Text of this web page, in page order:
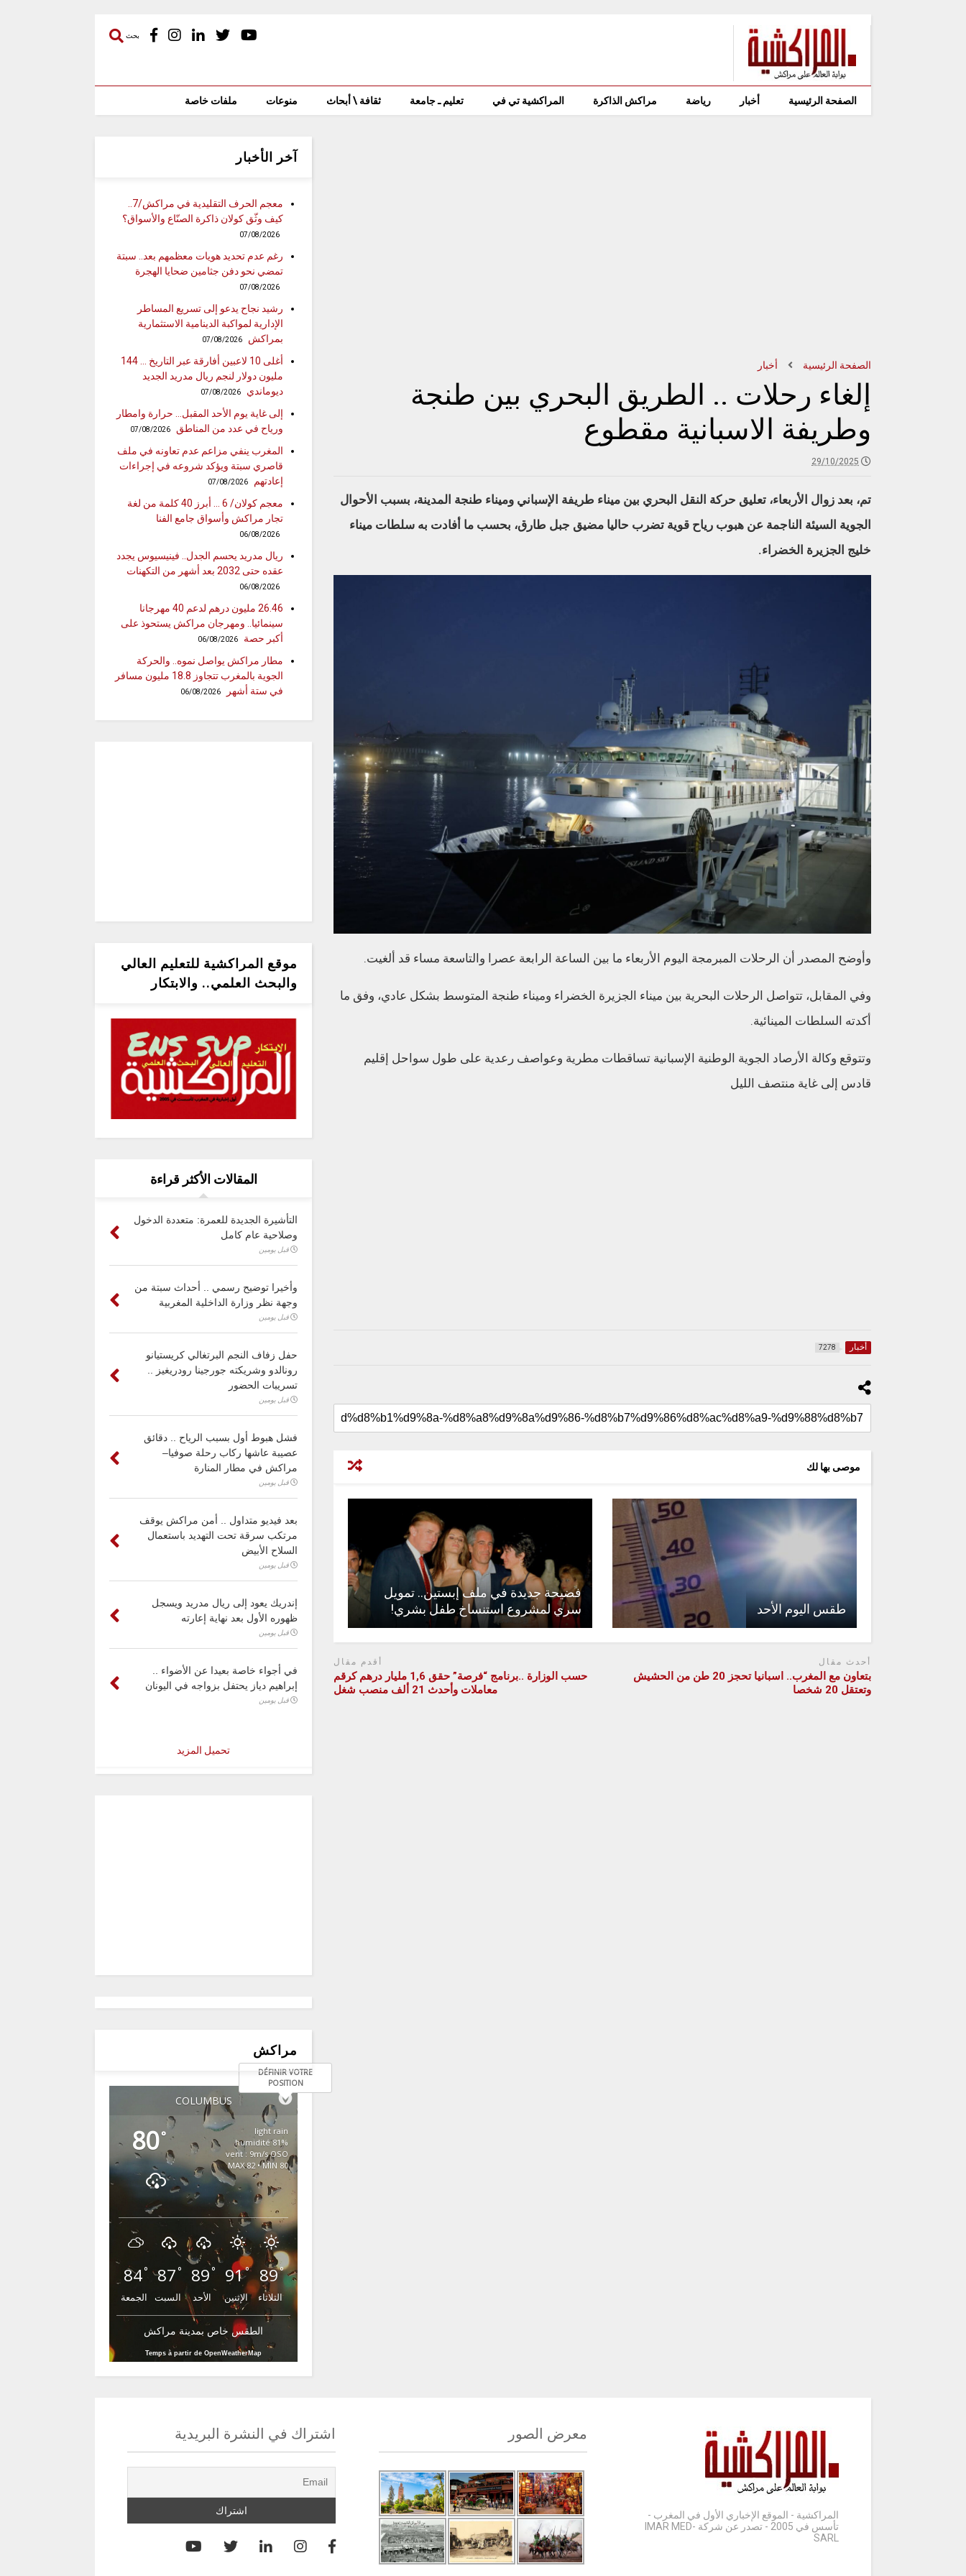
بحث
الصفحة الرئيسية أخبار رياضة مراكش الذاكرة المراكشية تي في تعليم ـ جامعة ثقافة \ أبحاث منوعات ملفات خاصة
الصفحة الرئيسية أخبار
إلغاء رحلات .. الطريق البحري بين طنجة
وطريفة الاسبانية مقطوع
29/10/2025
تم، بعد زوال الأربعاء، تعليق حركة النقل البحري بين ميناء طريفة الإسباني وميناء طنجة المدينة، بسبب الأحوال
الجوية السيئة الناجمة عن هبوب رياح قوية تضرب حاليا مضيق جبل طارق، بحسب ما أفادت به سلطات ميناء
خليج الجزيرة الخضراء.
وأوضح المصدر أن الرحلات المبرمجة اليوم الأربعاء ما بين الساعة الرابعة عصرا والتاسعة مساء قد ألغيت.
وفي المقابل، تتواصل الرحلات البحرية بين ميناء الجزيرة الخضراء وميناء طنجة المتوسط بشكل عادي، وفق ما
أكدته السلطات المينائية.
وتتوقع وكالة الأرصاد الجوية الوطنية الإسبانية تساقطات مطرية وعواصف رعدية على طول سواحل إقليم
قادس إلى غاية منتصف الليل
أخبار 7278
موصى بها لك
طقس اليوم الأحد
فضيحة جديدة في ملف إبستين.. تمويل
سري لمشروع استنساخ طفل بشري!
أحدث مقال
بتعاون مع المغرب.. اسبانيا تحجز 20 طن من الحشيش
وتعتقل 20 شخصا
أقدم مقال
حسب الوزارة ..برنامج “فرصة” حقق 1,6 مليار درهم كرقم
معاملات وأحدث 21 ألف منصب شغل
آخر الأخبار
معجم الحرف التقليدية في مراكش/7..
كيف وثّق كولان ذاكرة الصنّاع والأسواق؟
07/08/2026
رغم عدم تحديد هويات معظمهم بعد.. سبتة
تمضي نحو دفن جثامين ضحايا الهجرة
07/08/2026
رشيد نجاح يدعو إلى تسريع المساطر
الإدارية لمواكبة الدينامية الاستثمارية
بمراكش
07/08/2026
أغلى 10 لاعبين أفارقة عبر التاريخ … 144
مليون دولار لنجم ريال مدريد الجديد
ديوماندي
07/08/2026
إلى غاية يوم الأحد المقبل… حرارة وامطار
ورياح في عدد من المناطق
07/08/2026
المغرب ينفي مزاعم عدم تعاونه في ملف
قاصري سبتة ويؤكد شروعه في إجراءات
إعادتهم
07/08/2026
معجم كولان/ 6 … أبرز 40 كلمة من لغة
تجار مراكش وأسواق جامع الفنا
06/08/2026
ريال مدريد يحسم الجدل.. فينيسيوس يجدد
عقده حتى 2032 بعد أشهر من التكهنات
06/08/2026
26.46 مليون درهم لدعم 40 مهرجانا
سينمائيا.. ومهرجان مراكش يستحوذ على
أكبر حصة
06/08/2026
مطار مراكش يواصل نموه.. والحركة
الجوية بالمغرب تتجاوز 18.8 مليون مسافر
في ستة أشهر
06/08/2026
موقع المراكشية للتعليم العالي
والبحث العلمي.. والابتكار
المقالات الأكثر قراءة
التأشيرة الجديدة للعمرة: متعددة الدخول
وصلاحية عام كامل
قبل يومين
وأخيرا توضيح رسمي .. أحداث سبتة من
وجهة نظر وزارة الداخلية المغربية
قبل يومين
حفل زفاف النجم البرتغالي كريستيانو
رونالدو وشريكته جورجينا رودريغيز ..
تسريبات الحضور
قبل يومين
فشل هبوط أول بسبب الرياح .. دقائق
عصيبة عاشها ركاب رحلة صوفيا–
مراكش في مطار المنارة
قبل يومين
بعد فيديو متداول .. أمن مراكش يوقف
مرتكب سرقة تحت التهديد باستعمال
السلاح الأبيض
قبل يومين
إندريك يعود إلى ريال مدريد ويسجل
ظهوره الأول بعد نهاية إعارته
قبل يومين
في أجواء خاصة بعيدا عن الأضواء ..
إبراهيم دياز يحتفل بزواجه في اليونان
قبل يومين
تحميل المزيد
مراكش
COLUMBUS
DÉFINIR VOTRE
POSITION
80°
light rain
81% humidité
vent : 9m/s OSO
MAX 82 • MIN 80
84°
الجمعة
87°
السبت
89°
الأحد
91°
الإثنين
89°
الثلاثاء
الطقس خاص بمدينة مراكش
Temps à partir de OpenWeatherMap
المراكشية - الموقع الإخباري الأول في المغرب -
تأسس في 2005 - تصدر عن شركة IMAR MED-
SARL
معرض الصور اشتراك في النشرة البريدية